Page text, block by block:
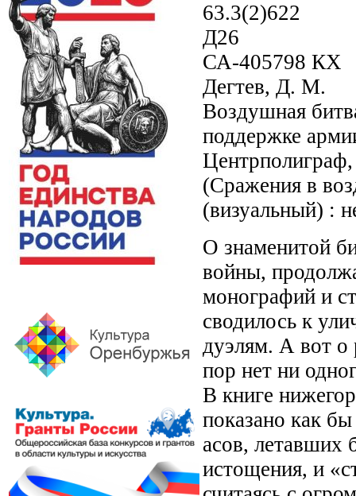
63.3(2)622
Д26
СА-405798 КХ
Дегтев, Д. М.
Воздушная
поддержке
(Сражения в
(визуальный) :
О знаменитой
войны,
монографий и
сводилось к
дуэлям. А вот о
пор нет ни
В книге
показано как
асов, летавших
истощения, и